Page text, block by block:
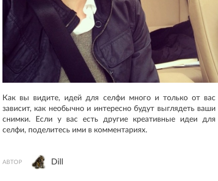
Как вы видите, идей для селфи много и только от вас
зависит, как необычно и интересно будут выглядеть ваши
снимки. Если у вас есть другие креативные идеи для
селфи, поделитесь ими в комментариях.
АВТОР Dill